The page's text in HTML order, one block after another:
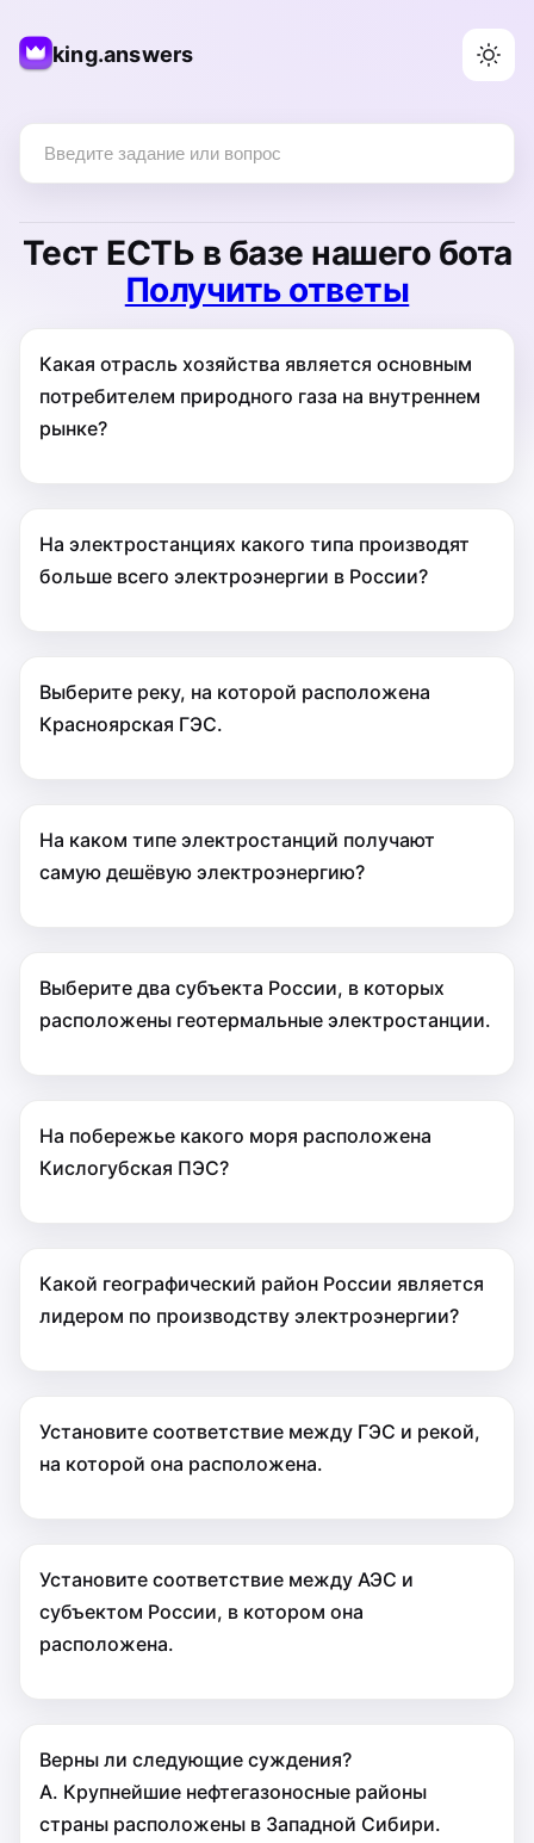
king.answers
Тест ЕСТЬ в базе нашего бота
Получить ответы
Какая отрасль хозяйства является основным
потребителем природного газа на внутреннем
рынке?
На электростанциях какого типа производят
больше всего электроэнергии в России?
Выберите реку, на которой расположена
Красноярская ГЭС.
На каком типе электростанций получают
самую дешёвую электроэнергию?
Выберите два субъекта России, в которых
расположены геотермальные электростанции.
На побережье какого моря расположена
Кислогубская ПЭС?
Какой географический район России является
лидером по производству электроэнергии?
Установите соответствие между ГЭС и рекой,
на которой она расположена.
Установите соответствие между АЭС и
субъектом России, в котором она
расположена.
Верны ли следующие суждения?
А. Крупнейшие нефтегазоносные районы
страны расположены в Западной Сибири.